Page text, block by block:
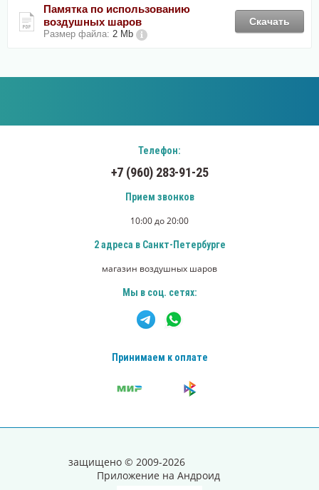
Памятка по использованию
воздушных шаров
Размер файла: 2 Mb
Скачать
Принимаем к оплате
Телефон:
+7 (960) 283-91-25
Прием звонков
10:00 до 20:00
2 адреса в Санкт-Петербурге
магазин воздушных шаров
Мы в соц. сетях:
защищено © 2009-2026
Приложение на Андроид